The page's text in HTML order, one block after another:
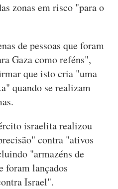
zonas em risco "para o
de pessoas que foram
Gaza como reféns",
que isto cria "uma
quando se realizam
israelita realizou
contra "ativos
"armazéns de
foram lançados
Israel".